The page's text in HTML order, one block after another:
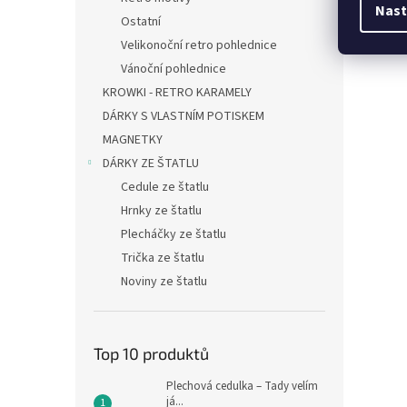
Ostatní
Velikonoční retro pohlednice
Vánoční pohlednice
KROWKI - RETRO KARAMELY
DÁRKY S VLASTNÍM POTISKEM
MAGNETKY
DÁRKY ZE ŠTATLU
Cedule ze štatlu
Hrnky ze štatlu
Plecháčky ze štatlu
Trička ze štatlu
Noviny ze štatlu
Top 10 produktů
Plechová cedulka – Tady velím
já...